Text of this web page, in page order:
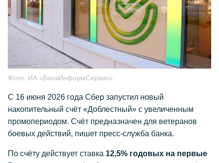
Фото: ИА «БанкИнформСервис»
С 16 июня 2026 года Сбер запустил новый
накопительный счёт «Доблестный» с увеличенным
промопериодом. Счёт предназначен для ветеранов
боевых действий, пишет пресс-служба банка.
По счёту действует ставка 12,5% годовых на первые